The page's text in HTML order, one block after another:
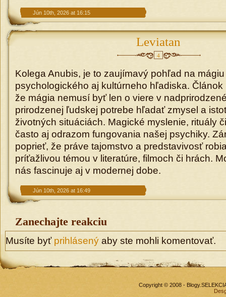
Jún 10th, 2026 at 16:15
Leviatan
4
Kolega Anubis, je to zaujímavý pohľad na
psychologického aj kultúrneho hľadiska.
že mágia nemusí byť len o viere v
prirodzenej ľudskej potrebe hľadať zmysel a
životných situáciách. Magické myslenie, rituály
často aj odrazom fungovania našej psychiky.
poprieť, že práve tajomstvo a predstavivosť
príťažlivou témou v literatúre, filmoch či hrách.
nás fascinuje aj v modernej dobe.
Jún 10th, 2026 at 16:49
Zanechajte reakciu
Musíte byť prihlásený aby ste mohli komentovať.
Copyright © 2008 -